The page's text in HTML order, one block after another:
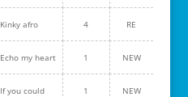
Kinky afro 4 RE
Echo my heart 1 NEW
If you could
1 NEW